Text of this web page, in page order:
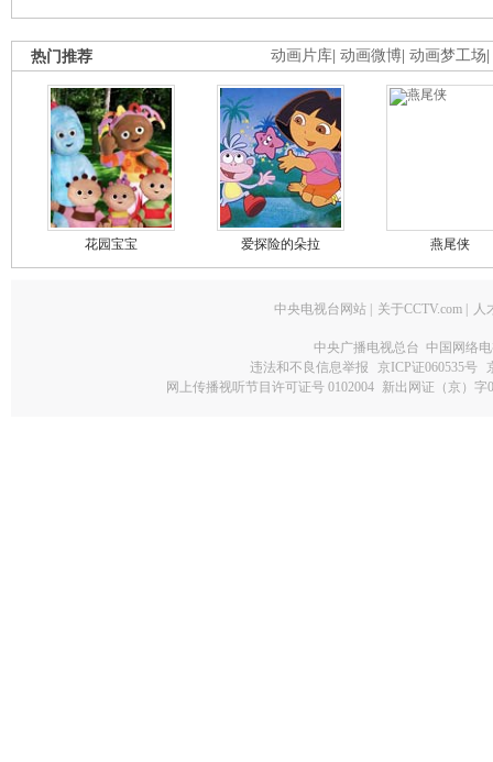
动画片库 动画微博 动画梦工场
热门推荐
花园宝宝 爱探险的朵拉 燕尾侠
中央电视台网站 关于CCTV.com 人
中央广播电视总台 中国网络
违法和不良信息举报
京ICP证060535号
网上传播视听节目许可证号 0102004 新出网证（京）